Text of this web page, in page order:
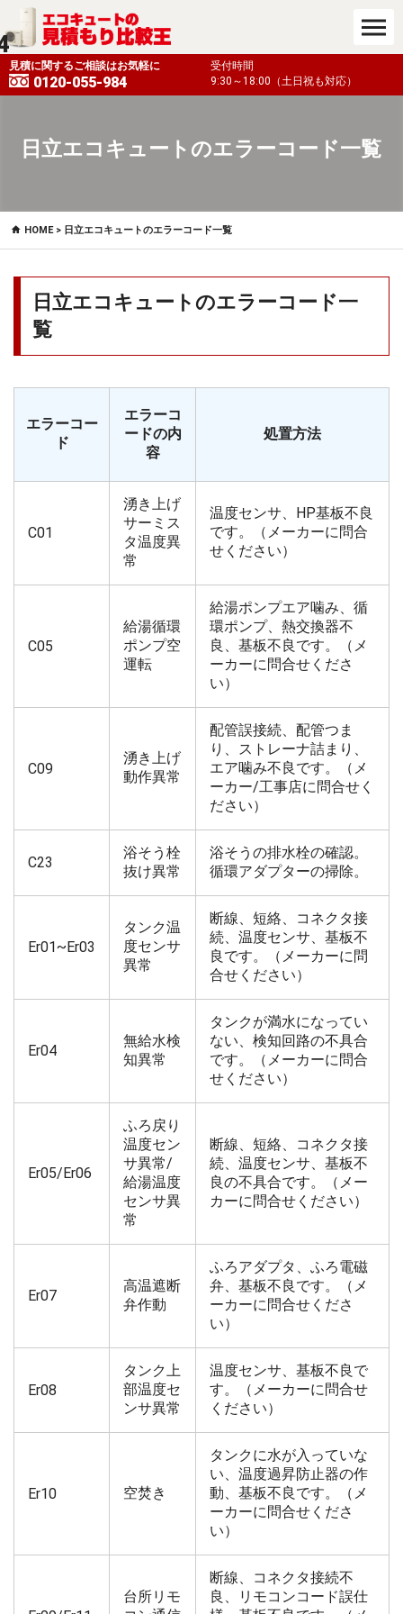
応）
見積に関するご相談はお気軽に
0120-055-984
受付時間
9:30～18:00（土日祝も対応）
日立エコキュートのエラーコード一覧
HOME> 日立エコキュートのエラーコード一覧
日立エコキュートのエラーコード一
覧
エラーコー
ド
エラーコ
ードの内
容
処置方法
C01
湧き上げ
サーミス
タ温度異
常
温度センサ、HP基板不良
です。（メーカーに問合
せください）
C05
給湯循環
ポンプ空
運転
給湯ポンプエア噛み、循
環ポンプ、熱交換器不
良、基板不良です。（メ
ーカーに問合せくださ
い）
C09
湧き上げ
動作異常
配管誤接続、配管つま
り、ストレーナ詰まり、
エア噛み不良です。（メ
ーカー/工事店に問合せく
ださい）
C23
浴そう栓
抜け異常
浴そうの排水栓の確認。
循環アダプターの掃除。
Er01~Er03
タンク温
度センサ
異常
断線、短絡、コネクタ接
続、温度センサ、基板不
良です。（メーカーに問
合せください）
Er04
無給水検
知異常
タンクが満水になってい
ない、検知回路の不具合
です。（メーカーに問合
せください）
Er05/Er06
ふろ戻り
温度セン
サ異常/
給湯温度
センサ異
常
断線、短絡、コネクタ接
続、温度センサ、基板不
良の不具合です。（メー
カーに問合せください）
Er07
高温遮断
弁作動
ふろアダプタ、ふろ電磁
弁、基板不良です。（メ
ーカーに問合せくださ
い）
Er08
タンク上
部温度セ
ンサ異常
温度センサ、基板不良で
す。（メーカーに問合せ
ください）
Er10 空焚き
タンクに水が入っていな
い、温度過昇防止器の作
動、基板不良です。（メ
ーカーに問合せくださ
い）
台所リモ
断線、コネクタ接続不
良、リモコンコード誤仕